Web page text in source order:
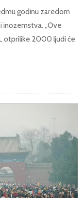
godinu zaredom
inozemstva. „Ove
otprilike 2000 ljudi će